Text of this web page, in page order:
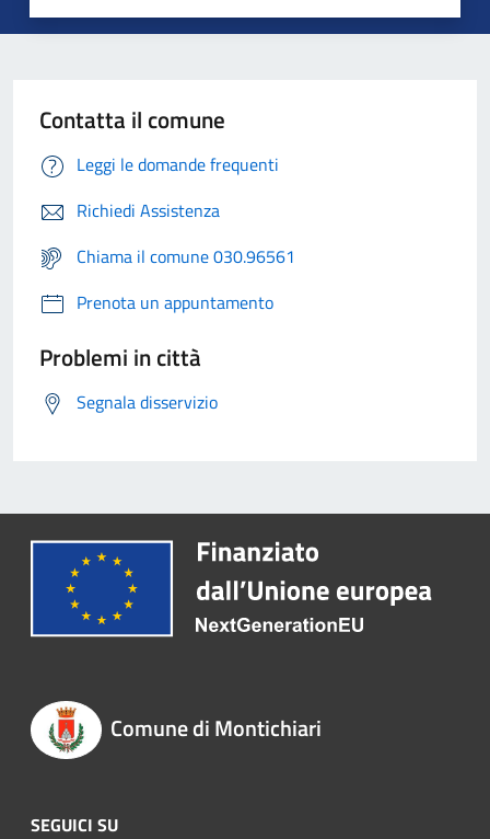
Contatta il comune
Leggi le domande frequenti
Richiedi Assistenza
Chiama il comune 030.96561
Prenota un appuntamento
Problemi in città
Segnala disservizio
Comune di Montichiari
SEGUICI SU